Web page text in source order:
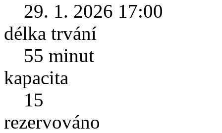
29. 1. 2026 17:00
délka trvání
55 minut
kapacita
15
rezervováno